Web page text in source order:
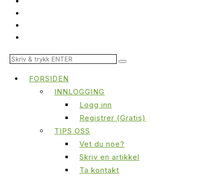
FORSIDEN
INNLOGGING
Logg inn
Registrer (Gratis)
TIPS OSS
Vet du noe?
Skriv en artikkel
Ta kontakt